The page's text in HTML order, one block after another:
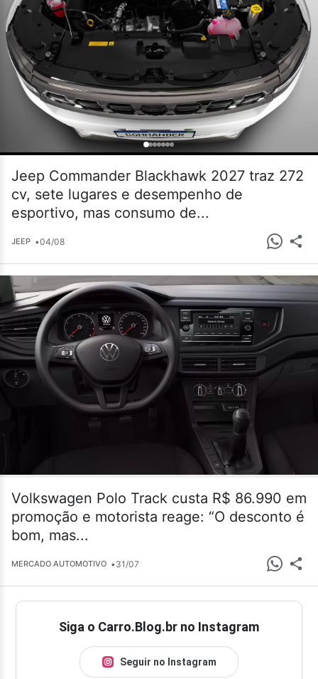
Jeep Commander Blackhawk 2027 traz 272
cv, sete lugares e desempenho de
esportivo, mas consumo de...
JEEP •04/08
Volkswagen Polo Track custa R$ 86.990 em
promoção e motorista reage: “O desconto é
bom, mas...
MERCADO AUTOMOTIVO •31/07
Siga o Carro.Blog.br no Instagram
Seguir no Instagram